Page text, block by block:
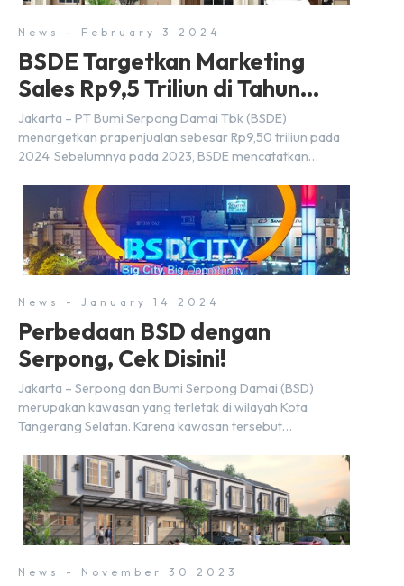
News - February 3 2024
BSDE Targetkan Marketing
Sales Rp9,5 Triliun di Tahun
2024
Jakarta – PT Bumi Serpong Damai Tbk (BSDE)
menargetkan prapenjualan sebesar Rp9,50 triliun pada
2024. Sebelumnya pada 2023, BSDE mencatatkan
melampaui target prapenjualan sebesar Rp8,80 triliun.
Menurut Direktur BSDE Hermawan Wijaya menghadapi
2024, kondisi ekonomi global maupun nasional dapat
memengaruhi pertimbangan masyarakat untuk membeli
rumah maupun investasi di sektor […]
News - January 14 2024
Perbedaan BSD dengan
Serpong, Cek Disini!
Jakarta – Serpong dan Bumi Serpong Damai (BSD)
merupakan kawasan yang terletak di wilayah Kota
Tangerang Selatan. Karena kawasan tersebut
kita yang mengira kedua wilayah ini merupakan tempat
yang sama. Padahal anggapan tersebut kurang tepat.
Sebab Serpong dan BSD merupakan dua kawasan yang
berbeda. Berikut penjelasannya. Baca Juga: […]
News - November 30 2023